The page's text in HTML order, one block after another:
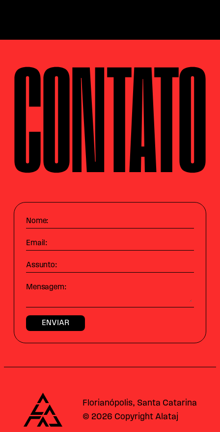
CONTATO
Nome:
Email:
Assunto:
Mensagem:
Alataj
Florianópolis, Santa Catarina
© 2026 Copyright Alataj